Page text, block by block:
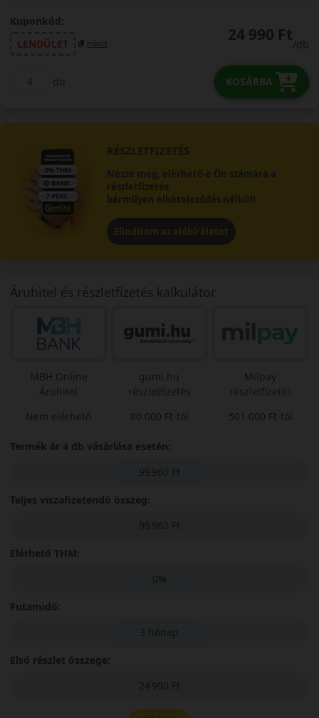
Kuponkód:
LENDÜLET
másol 24 990 Ft
/db
db KOSÁRBA
RÉSZLETFIZETÉS
Nézze meg, elérhető-e Ön számára a
részletfizetés
bármilyen elköteleződés nélkül!
Elindítom az előbírálatot
Áruhitel és részletfizetés kalkulátor
MBH Online
Áruhitel
Nem elérhető
gumi.hu
részletfizetés
80 000 Ft-tól
Milpay
részletfizetés
501 000 Ft-tól
Termék ár 4 db vásárlása esetén:
99 960 Ft
Teljes viszafizetendő összeg:
99 960 Ft
Elérhető THM:
0%
Futamidő:
3 hónap
Első részlet összege:
24 990 Ft